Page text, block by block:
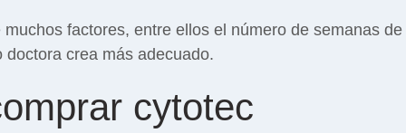
factores, entre ellos el número de semanas
crea más adecuado.
cytotec